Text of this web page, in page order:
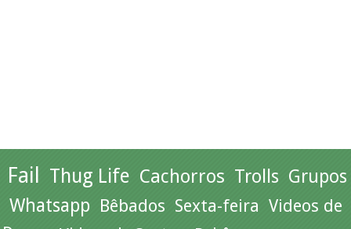
Fail Thug Life Cachorros Trolls Grupos
Whatsapp Bêbados Sexta-feira Videos de